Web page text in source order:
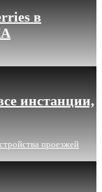
в
инстанции,
проезжей